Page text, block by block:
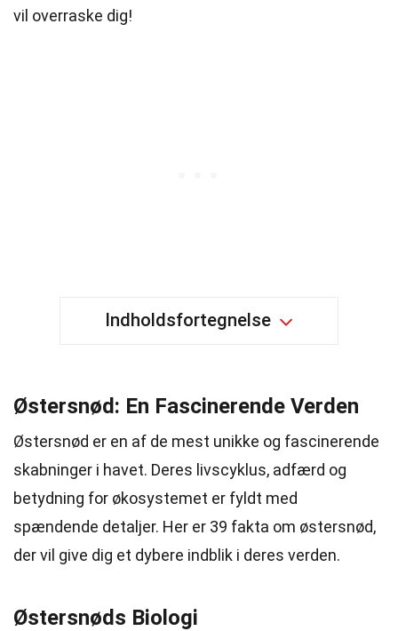
vil overraske dig!
Indholdsfortegnelse
Østersnød: En Fascinerende Verden
Østersnød er en af de mest unikke og fascinerende
skabninger i havet. Deres livscyklus, adfærd og
betydning for økosystemet er fyldt med
spændende detaljer. Her er 39 fakta om østersnød,
der vil give dig et dybere indblik i deres verden.
Østersnøds Biologi